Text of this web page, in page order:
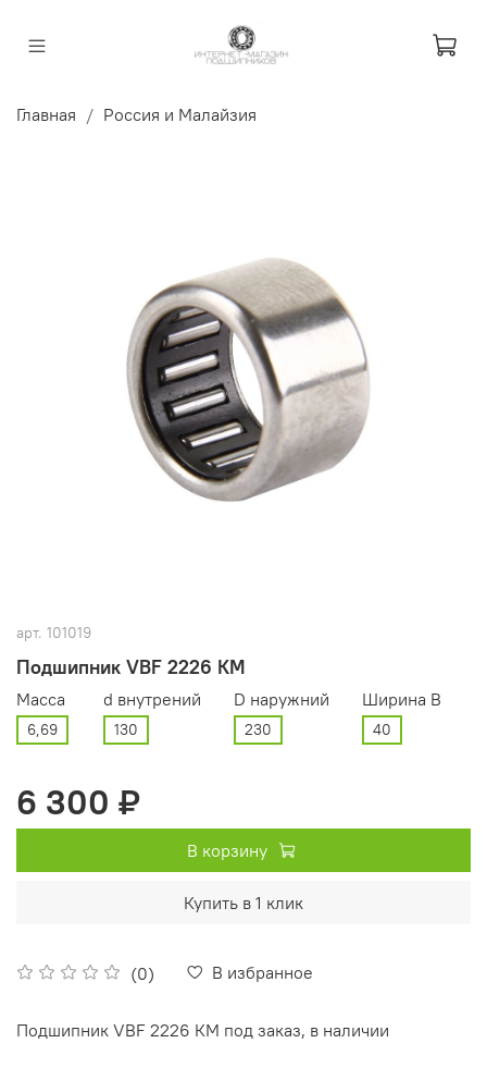
Главная Россия и Малайзия
арт. 101019
Подшипник VBF 2226 КМ
(0) В избранное
Масса
6,69
d внутрений
130
D наружний
230
Ширина В
40
6 300 ₽
В корзину
Купить в 1 клик
Подшипник VBF 2226 КМ под заказ, в наличии